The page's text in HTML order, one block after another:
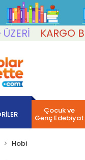
KARGO
Çocuk ve
Genç Edebiyat
Hobi